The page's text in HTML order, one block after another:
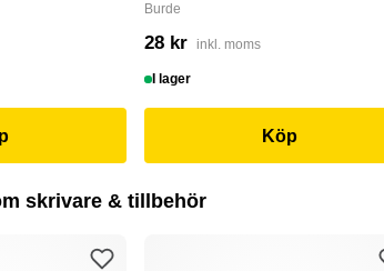
Burde
28 kr inkl. moms
I lager
Köp
skrivare & tillbehör